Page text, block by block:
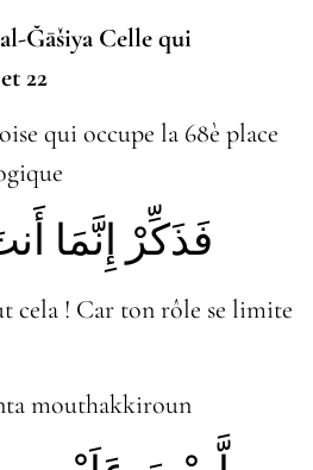
22
qui occupe la 68è place
فَذَكِّرْ إِنَّمَا
cela ! Car ton rôle se limite
mouthakkiroun